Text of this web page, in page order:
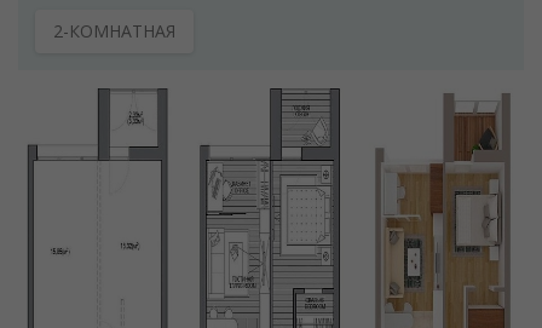
2-КОМНАТНАЯ